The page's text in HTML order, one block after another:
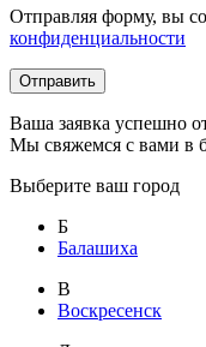
Отправляя форму, вы
конфиденциальности
Отправить
Ваша заявка успешно
Мы свяжемся с вами в
Выберите ваш город
Б
Балашиха
В
Воскресенск